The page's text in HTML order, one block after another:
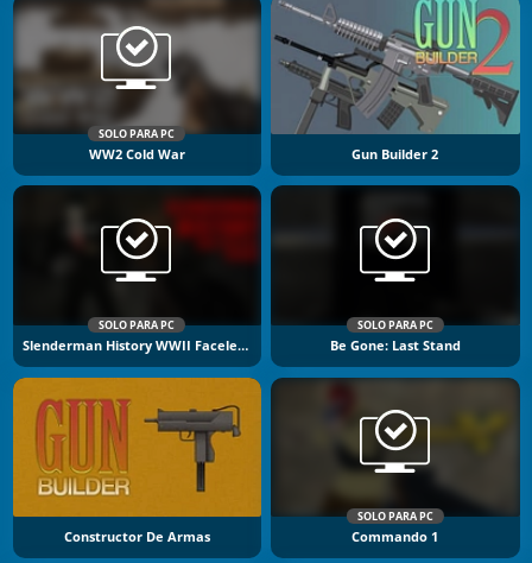
SOLO PARA PC
WW2 Cold War Gun Builder 2
SOLO PARA PC
Slenderman History WWII Faceless Horror
SOLO PARA PC
Be Gone: Last Stand
Constructor De Armas
SOLO PARA PC
Commando 1